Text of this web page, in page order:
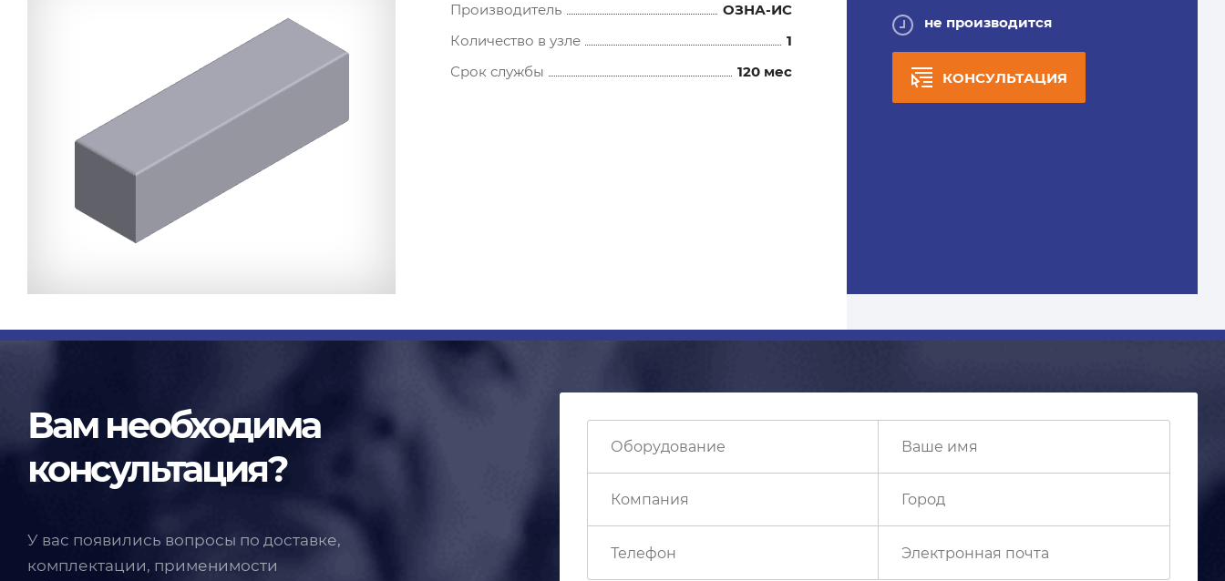
Производитель
ОЗНА-ИС
Количество в узле
1
Срок службы
120 мес
не производится
КОНСУЛЬТАЦИЯ
Вам необходима
консультация?
У вас появились вопросы по доставке,
комплектации, применимости